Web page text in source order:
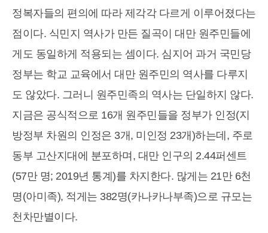
정복자들의 편의에 따라 제각각 다르게 이루어졌다는
점이다. 식민지 역사가 만든 질곡이 대만 원주민들에
게도 동일하게 적용되는 셈이다. 심지어 과거 국민당
정부는 학교 교육에서 대만 원주민의 역사를 다루지
도 않았다. 그러니 원주민족의 역사는 단일하지 않다.
지금은 공식적으로 16개 원주민들을 정부가 인정(지
방정부 차원의 인정은 3개, 미인정 23개)하는데, 주로
동부 고산지대에 분포하며, 대만 인구의 2.44퍼센트
(57만 명; 2019년 통계)를 차지한다. 많게는 21만 6천
명(아미족), 적게는 382명(카나카나부족)으로 규모는
천차만별이다.